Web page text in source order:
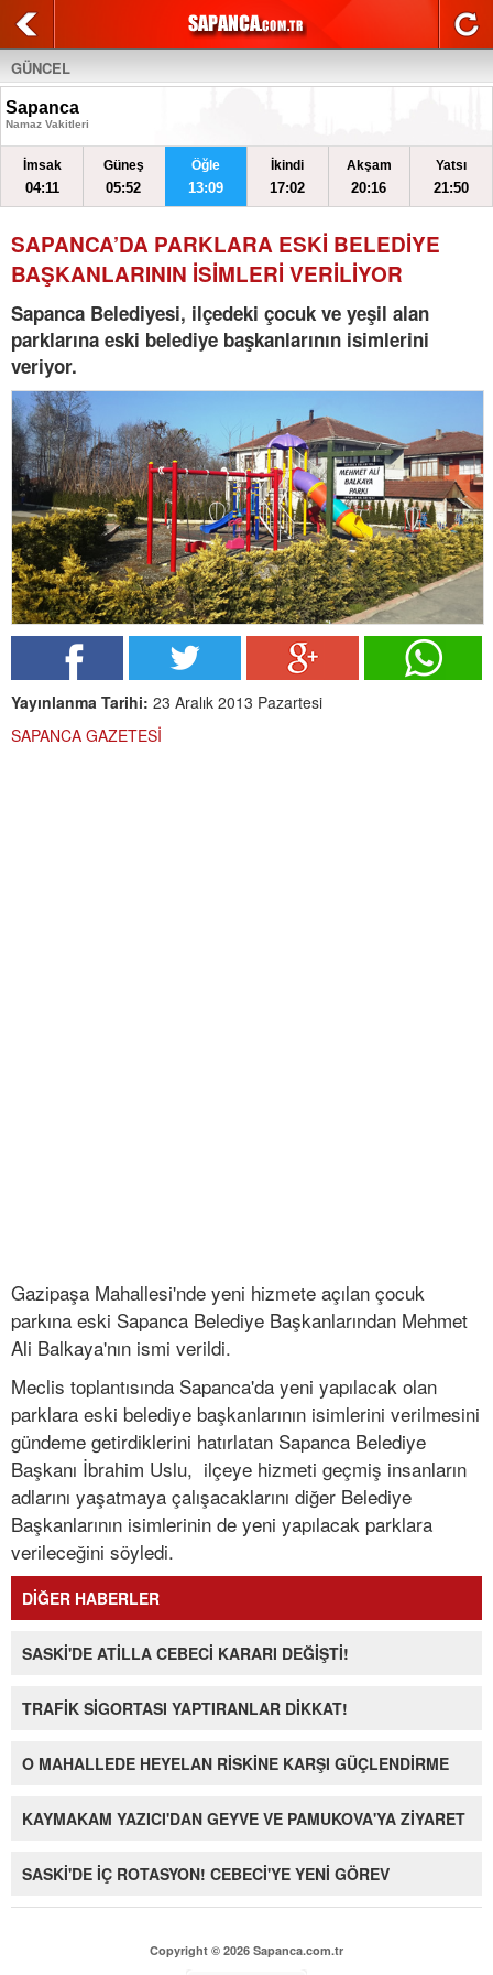
GÜNCEL
Sapanca
Namaz Vakitleri
İmsak
04:11
Güneş
05:52
Öğle
13:09
İkindi
17:02
Akşam
20:16
Yatsı
21:50
SAPANCA’DA PARKLARA ESKİ BELEDİYE
BAŞKANLARININ İSİMLERİ VERİLİYOR
Sapanca Belediyesi, ilçedeki çocuk ve yeşil alan
parklarına eski belediye başkanlarının isimlerini
veriyor.
Yayınlanma Tarihi: 23 Aralık 2013 Pazartesi
SAPANCA GAZETESİ
Gazipaşa Mahallesi'nde yeni hizmete açılan çocuk
parkına eski Sapanca Belediye Başkanlarından Mehmet
Ali Balkaya'nın ismi verildi.
Meclis toplantısında Sapanca'da yeni yapılacak olan
parklara eski belediye başkanlarının isimlerini verilmesini
gündeme getirdiklerini hatırlatan Sapanca Belediye
Başkanı İbrahim Uslu, ilçeye hizmeti geçmiş insanların
adlarını yaşatmaya çalışacaklarını diğer Belediye
Başkanlarının isimlerinin de yeni yapılacak parklara
verileceğini söyledi.
DİĞER HABERLER
SASKİ'DE ATİLLA CEBECİ KARARI DEĞİŞTİ!
TRAFİK SİGORTASI YAPTIRANLAR DİKKAT!
O MAHALLEDE HEYELAN RİSKİNE KARŞI GÜÇLENDİRME
KAYMAKAM YAZICI'DAN GEYVE VE PAMUKOVA'YA ZİYARET
SASKİ'DE İÇ ROTASYON! CEBECİ'YE YENİ GÖREV
Copyright © 2026 Sapanca.com.tr